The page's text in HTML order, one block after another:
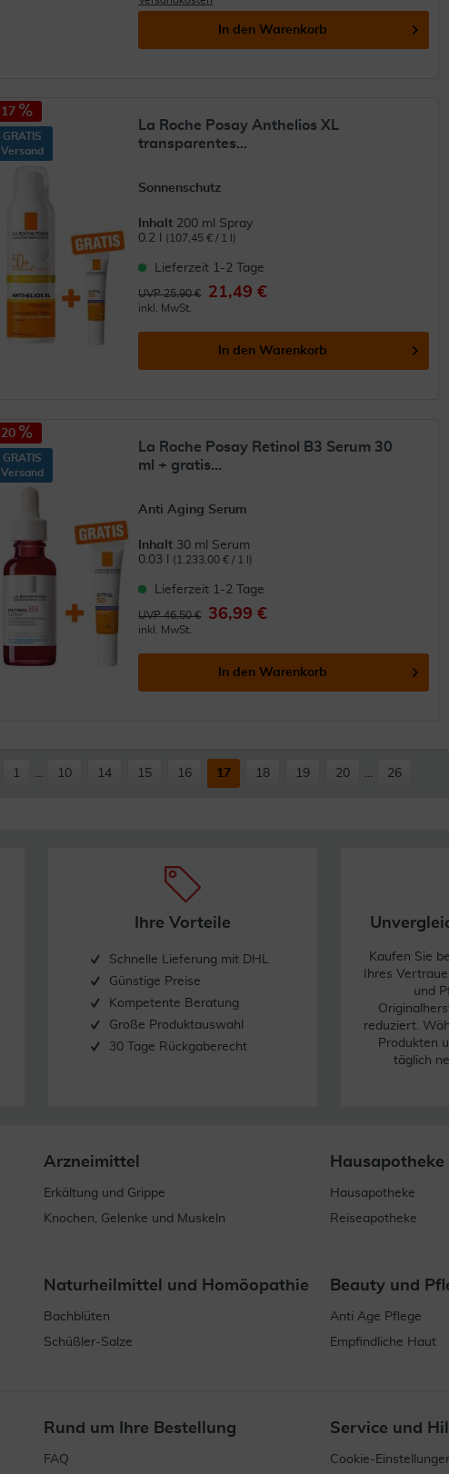
In den Warenkorb
17
GRATIS
Versand
La Roche Posay Anthelios XL
transparentes...
Sonnenschutz
Inhalt 200 ml Spray
0.2 l
(107,45 € / 1 l)
Lieferzeit 1-2 Tage
UVP 25,90 € 21,49 €
inkl. MwSt.
In den Warenkorb
20
GRATIS
Versand
La Roche Posay Retinol B3 Serum 30
ml + gratis...
Anti Aging Serum
Inhalt 30 ml Serum
0.03 l
(1.233,00 € / 1 l)
Lieferzeit 1-2 Tage
UVP 46,50 € 36,99 €
inkl. MwSt.
In den Warenkorb
1 10 14 15 16 17 18 19 20 26
Ihre Vorteile
Schnelle Lieferung mit DHL
Günstige Preise
Kompetente Beratung
Große Produktauswahl
30 Tage Rückgaberecht
Kaufen Sie
Ihres
und
reduziert.
Produkten
täglich
Arzneimittel
Erkältung und Grippe
Knochen, Gelenke und Muskeln
Hausapotheke
Hausapotheke
Reiseapotheke
Naturheilmittel und Homöopathie
Bachblüten
Schüßler-Salze
Beauty und
Anti Age Pflege
Empfindliche Haut
Rund um Ihre Bestellung
FAQ
Service und
Cookie-